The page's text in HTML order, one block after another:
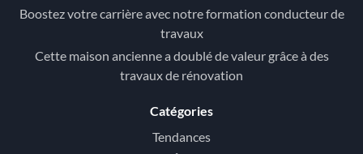
Boostez votre carrière avec notre formation conducteur de
travaux
Cette maison ancienne a doublé de valeur grâce à des
travaux de rénovation
Catégories
Tendances